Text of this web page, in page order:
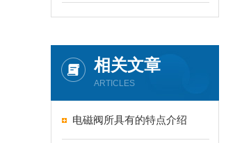
相关文章
ARTICLES
电磁阀所具有的特点介绍